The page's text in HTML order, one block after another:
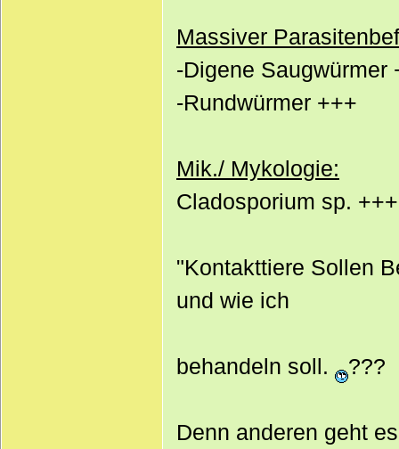
Massiver
-Digene Saugwürmer
-Rundwürmer +++
Mik./ Mykologie:
Cladosporium sp. +++
"Kontakttiere Sollen
und wie ich
behandeln soll. ???
Denn anderen geht